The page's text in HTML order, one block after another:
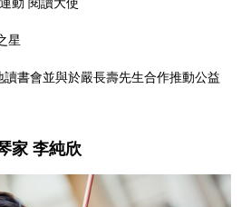
星
書會並與於嚴長壽先生合作推動公益
家 李純欣